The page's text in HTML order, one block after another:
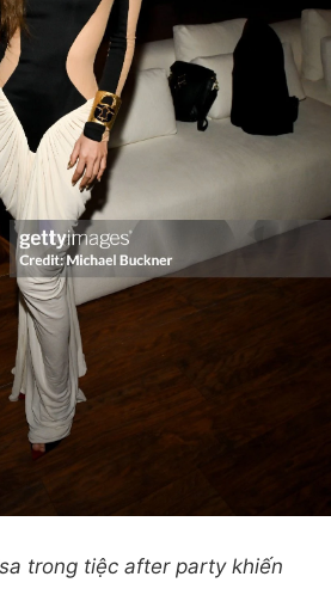
trong tiệc after party khiến